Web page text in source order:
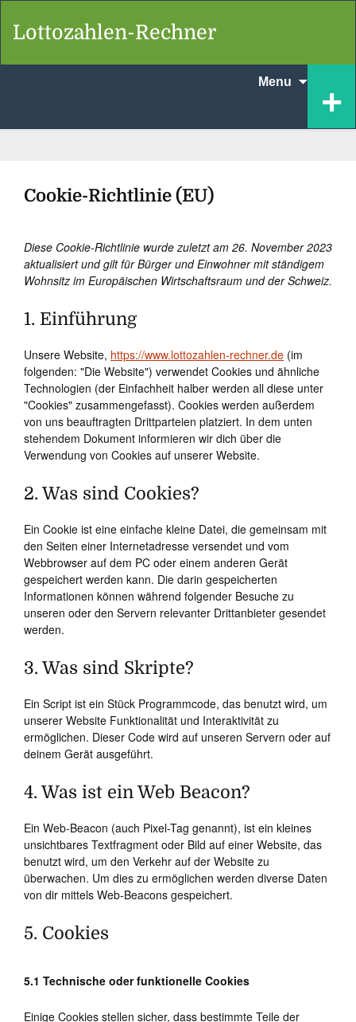
Lottozahlen-Rechner
+
Menu
content
Cookie-Richtlinie (EU)
Diese Cookie-Richtlinie wurde zuletzt am 26. November 2023
aktualisiert und gilt für Bürger und Einwohner mit ständigem
Wohnsitz im Europäischen Wirtschaftsraum und der Schweiz.
1. Einführung
Unsere Website, https://www.lottozahlen-rechner.de (im
folgenden: "Die Website") verwendet Cookies und ähnliche
Technologien (der Einfachheit halber werden all diese unter
"Cookies" zusammengefasst). Cookies werden außerdem
von uns beauftragten Drittparteien platziert. In dem unten
stehendem Dokument informieren wir dich über die
Verwendung von Cookies auf unserer Website.
2. Was sind Cookies?
Ein Cookie ist eine einfache kleine Datei, die gemeinsam mit
den Seiten einer Internetadresse versendet und vom
Webbrowser auf dem PC oder einem anderen Gerät
gespeichert werden kann. Die darin gespeicherten
Informationen können während folgender Besuche zu
unseren oder den Servern relevanter Drittanbieter gesendet
werden.
3. Was sind Skripte?
Ein Script ist ein Stück Programmcode, das benutzt wird, um
unserer Website Funktionalität und Interaktivität zu
ermöglichen. Dieser Code wird auf unseren Servern oder auf
deinem Gerät ausgeführt.
4. Was ist ein Web Beacon?
Ein Web-Beacon (auch Pixel-Tag genannt), ist ein kleines
unsichtbares Textfragment oder Bild auf einer Website, das
benutzt wird, um den Verkehr auf der Website zu
überwachen. Um dies zu ermöglichen werden diverse Daten
von dir mittels Web-Beacons gespeichert.
5. Cookies
5.1 Technische oder funktionelle Cookies
Einige Cookies stellen sicher, dass bestimmte Teile der